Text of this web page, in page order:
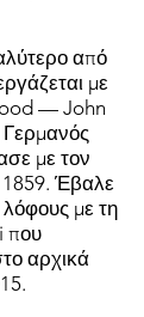
από
με
— John
με τον
1859. Έβαλε
με τη
που
αρχικά